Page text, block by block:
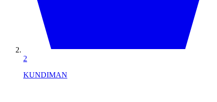
2
KUNDIMAN